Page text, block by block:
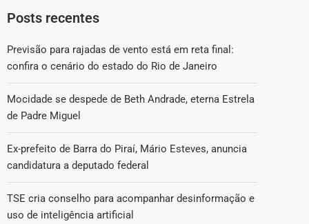
Posts recentes
Previsão para rajadas de vento está em reta final:
confira o cenário do estado do Rio de Janeiro
Mocidade se despede de Beth Andrade, eterna Estrela
de Padre Miguel
Ex-prefeito de Barra do Piraí, Mário Esteves, anuncia
candidatura a deputado federal
TSE cria conselho para acompanhar desinformação e
uso de inteligência artificial